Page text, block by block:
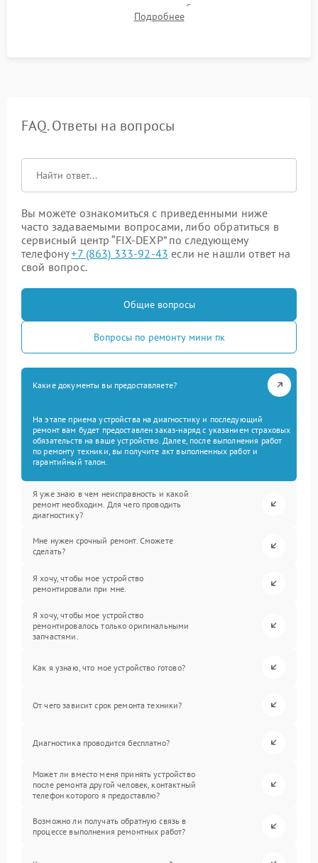
мониторингом температур во избежание троттлинга.
Проверка работы Wi-Fi, Bluetooth, звука и всех внешних
Подробнее
FAQ. Ответы на вопросы
Вы можете ознакомиться с приведенными ниже
часто задаваемыми вопросами, либо обратиться в
сервисный центр “FIX-DEXP” по следующему
телефону+7 (863) 333-92-43 если не нашли ответ на
свой вопрос.
Общие вопросы
Вопросы по ремонту мини пк
Какие документы вы предоставляете?
На этапе приема устройства на диагностику и последующий
ремонт вам будет предоставлен заказ-наряд с указанием страховых
обязательств на ваше устройство. Далее, после выполнения работ
по ремонту техники, вы получите акт выполненных работ и
гарантийный талон.
Я уже знаю в чем неисправность и какой
ремонт необходим. Для чего проводить
диагностику?
Мне нужен срочный ремонт. Сможете
сделать?
Я хочу, чтобы мое устройство
ремонтировали при мне.
Я хочу, чтобы мое устройство
ремонтировалось только оригинальными
запчастями.
Как я узнаю, что мое устройство готово?
От чего зависит срок ремонта техники?
Диагностика проводится бесплатно?
Может ли вместо меня принять устройство
после ремонта другой человек, контактный
телефон которого я предоставлю?
Возможно ли получать обратную связь в
процессе выполнения ремонтных работ?